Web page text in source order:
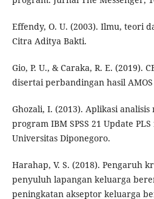
Effendy, O. U. (2003). Ilmu, teori
Citra Aditya Bakti.
Gio, P. U., & Caraka, R. E. (2019).
disertai perbandingan hasil AMOS
Ghozali, I. (2013). Aplikasi
program IBM SPSS 21 Update
Universitas Diponegoro.
Harahap, V. S. (2018). Pengaruh
penyuluh lapangan keluarga
peningkatan akseptor keluarga